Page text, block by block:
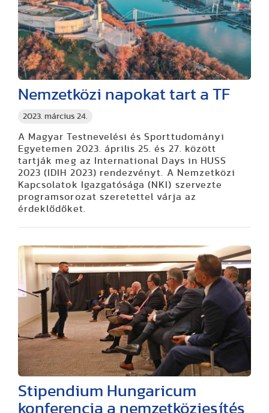
2023. március 24.
Nemzetközi napokat tart a TF
A Magyar Testnevelési és Sporttudományi
Egyetemen 2023. április 25. és 27. között
tartják meg az International Days in HUSS
2023 (IDIH 2023) rendezvényt. A Nemzetközi
Kapcsolatok Igazgatósága (NKI) szervezte
programsorozat szeretettel várja az
érdeklődőket.
Stipendium Hungaricum
konferencia a nemzetköziesítés